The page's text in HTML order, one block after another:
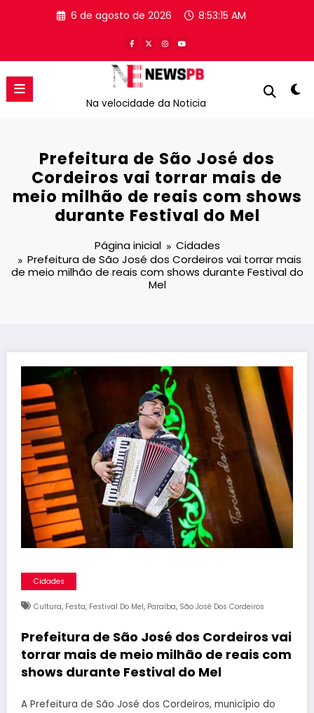
6 de agosto de 2026 8:53:15 AM
Na velocidade da Noticia
Prefeitura de São José dos
Cordeiros vai torrar mais de
meio milhão de reais com shows
durante Festival do Mel
Página inicial
Cidades
Prefeitura de São José dos Cordeiros vai torrar mais
de meio milhão de reais com shows durante Festival do
Mel
Cidades
Cultura, Festa, Festival Do Mel, Paraíba, São José Dos Cordeiros
Prefeitura de São José dos Cordeiros vai
torrar mais de meio milhão de reais com
shows durante Festival do Mel
A Prefeitura de São José dos Cordeiros, município do